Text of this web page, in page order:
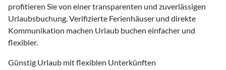
profitieren Sie von einer transparenten und zuverlässigen
Urlaubsbuchung. Verifizierte Ferienhäuser und direkte
Kommunikation machen Urlaub buchen einfacher und
flexibler.
Günstig Urlaub mit flexiblen Unterkünften